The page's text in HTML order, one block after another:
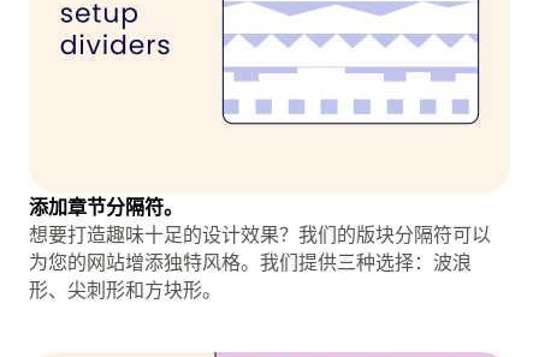
添加章节分隔符。
想要打造趣味十足的设计效果？我们的版块分隔符可以
为您的网站增添独特风格。我们提供三种选择：波浪
形、尖刺形和方块形。